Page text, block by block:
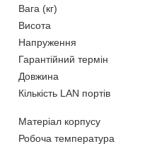
Вага (кг)
Висота
Напруження
Гарантійний термін
Довжина
Кількість LAN портів
Матеріал корпусу
Робоча температура